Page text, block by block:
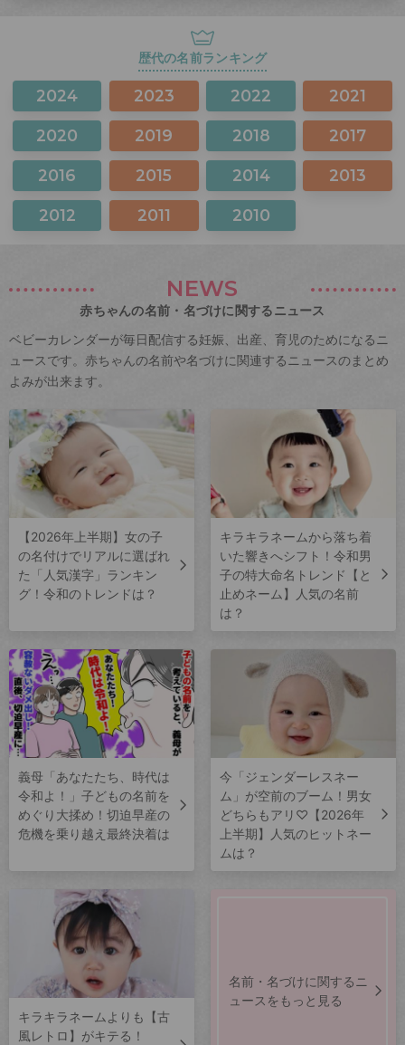
歴代の名前ランキング
2024 2023 2022 2021
2020 2019 2018 2017
2016 2015 2014 2013
2012 2011 2010
NEWS
赤ちゃんの名前・名づけに関するニュース
ベビーカレンダーが毎日配信する妊娠、出産、育児のためになるニ
ュースです。赤ちゃんの名前や名づけに関連するニュースのまとめ
よみが出来ます。
【2026年上半期】女の子
の名付けでリアルに選ばれ
た「人気漢字」ランキン
グ！令和のトレンドは？
キラキラネームから落ち着
いた響きへシフト！令和男
子の特大命名トレンド【と
止めネーム】人気の名前
は？
義母「あなたたち、時代は
令和よ！」子どもの名前を
めぐり大揉め！切迫早産の
危機を乗り越え最終決着は
今「ジェンダーレスネー
ム」が空前のブーム！男女
どちらもアリ♡【2026年
上半期】人気のヒットネー
ムは？
キラキラネームよりも【古
風レトロ】がキテる！
名前・名づけに関するニ
ュースをもっと見る